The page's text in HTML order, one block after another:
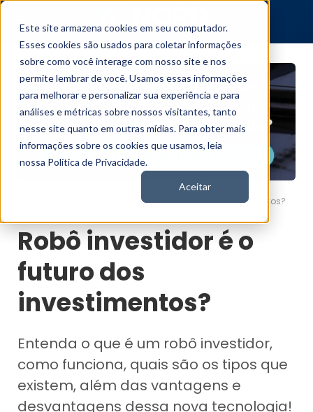
Este site armazena cookies em seu computador.
Esses cookies são usados para coletar informações
sobre como você interage com nosso site e nos
permite lembrar de você. Usamos essas informações
para melhorar e personalizar sua experiência e para
análises e métricas sobre nossos visitantes, tanto
nesse site quanto em outras mídias. Para obter mais
informações sobre os cookies que usamos, leia
nossa Política de Privacidade.
Aceitar
Robô investidor é o futuro dos investimentos?
Robô investidor é o
futuro dos
investimentos?
Entenda o que é um robô investidor,
como funciona, quais são os tipos que
existem, além das vantagens e
desvantagens dessa nova tecnologia!